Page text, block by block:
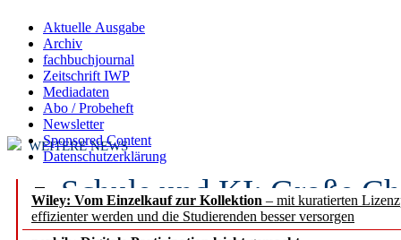
Aktuelle Ausgabe
Archiv
fachbuchjournal
Zeitschrift IWP
Mediadaten
Abo / Probeheft
Newsletter
Sponsored Content
Datenschutzerklärung
Wiley: Vom Einzelkauf zur Kollektion – mit kuratierten
effizienter werden und die Studierenden besser versorgen
WEITERE NEWS
Schule und KI: Große
Voraussetzungen